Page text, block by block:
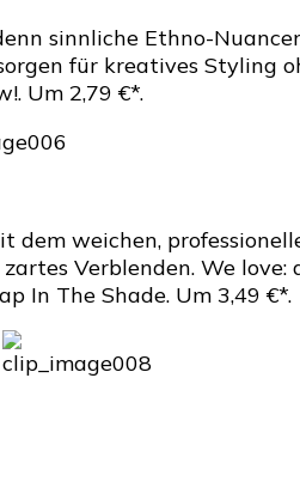
sinnliche Ethno-
für kreatives Styling
Um 2,79 €*.
weichen,
Verblenden. We
In The Shade. Um 3,49 €*.